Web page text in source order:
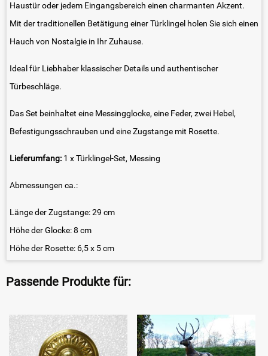
Haustür oder jedem Eingangsbereich einen charmanten Akzent.
Mit der traditionellen Betätigung einer Türklingel holen Sie sich einen
Hauch von Nostalgie in Ihr Zuhause.
Ideal für Liebhaber klassischer Details und authentischer
Türbeschläge.
Das Set beinhaltet eine Messingglocke, eine Feder, zwei Hebel,
Befestigungsschrauben und eine Zugstange mit Rosette.
Lieferumfang: 1 x Türklingel-Set, Messing
Abmessungen ca.:
Länge der Zugstange: 29 cm
Höhe der Glocke: 8 cm
Höhe der Rosette: 6,5 x 5 cm
Passende Produkte für: